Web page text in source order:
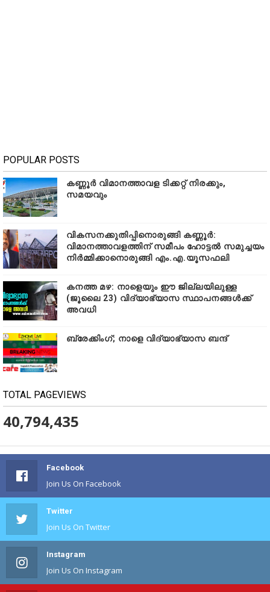
POPULAR POSTS
കണ്ണൂർ വിമാനത്താവള ടിക്കറ്റ് നിരക്കും,
സമയവും
വികസനക്കുതിപ്പിനൊരുങ്ങി കണ്ണൂർ:
വിമാനത്താവളത്തിന് സമീപം ഹോട്ടൽ സമുച്ചയം
നിർമ്മിക്കാനൊരുങ്ങി എം.എ.യൂസഫലി
കനത്ത മഴ: നാളെയും ഈ ജില്ലയിലുള്ള
(ജൂലൈ 23) വിദ്യാഭ്യാസ സ്ഥാപനങ്ങൾക്ക്
അവധി
ബ്രേക്കിംഗ്; നാളെ വിദ്യാഭ്യാസ ബന്ദ്
TOTAL PAGEVIEWS
40,794,435
Facebook
Join Us On Facebook
Twitter
Join Us On Twitter
Instagram
Join Us On Instagram